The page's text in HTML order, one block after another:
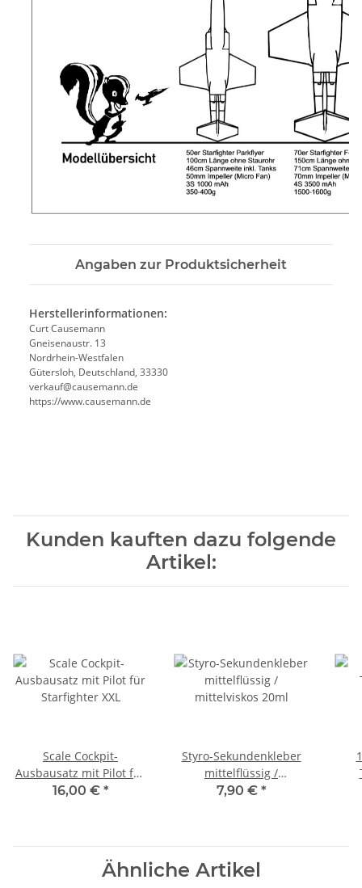
Angaben zur Produktsicherheit
Herstellerinformationen:
Curt Causemann
Gneisenaustr. 13
Nordrhein-Westfalen
Gütersloh, Deutschland, 33330
verkauf@causemann.de
https://www.causemann.de
Kunden kauften dazu folgende
Artikel:
Scale Cockpit-
Ausbausatz mit Pilot für
Starfighter XXL
16,00 € *
Styro-Sekundenkleber
mittelflüssig /
mittelviskos 20ml
7,90 € *
Ähnliche Artikel